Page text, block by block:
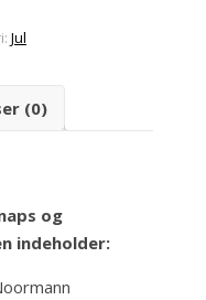
Jul
(0)
og
indeholder: